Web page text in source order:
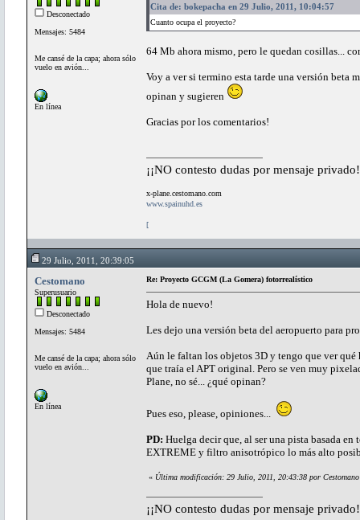
Desconectado
Mensajes: 5484
Me cansé de la capa; ahora sólo
vuelo en avión...
En línea
Cita de: bokepacha en 29 Julio, 2011, 10:04:57
Cuanto ocupa el proyecto?
64 Mb ahora mismo, pero le quedan cosillas...
Voy a ver si termino esta tarde una versión beta
opinan y sugieren
Gracias por los comentarios!
¡¡NO contesto dudas por mensaje
x-plane.cestomano.com
www.spainuhd.es
[
29 Julio, 2011, 20:39:05
Cestomano
Superusuario
Desconectado
Mensajes: 5484
Me cansé de la capa; ahora sólo
vuelo en avión...
En línea
Re: Proyecto GCGM (La Gomera) fotorrealístico
Hola de nuevo!
Les dejo una versión beta del aeropuerto para
Aún le faltan los objetos 3D y tengo que ver qué
que traía el APT original. Pero se ven muy
Plane, no sé... ¿qué opinan?
Pues eso, please, opiniones...
PD: Huelga decir que, al ser una pista basada
EXTREME y filtro anisotrópico lo más alto
« Última modificación: 29 Julio, 2011, 20:43:38 por Cestomano
¡¡NO contesto dudas por mensaje